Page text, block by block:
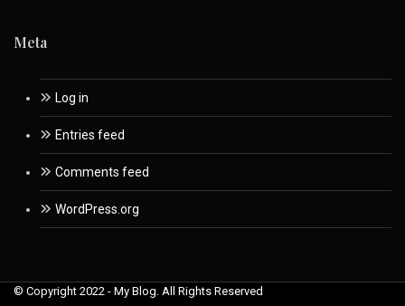
Meta
Log in
Entries feed
Comments feed
WordPress.org
© Copyright 2022 - My Blog. All Rights Reserved